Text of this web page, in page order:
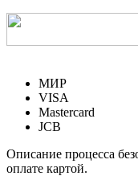
МИР
VISA
Mastercard
JCB
Описание процесса
оплате картой.